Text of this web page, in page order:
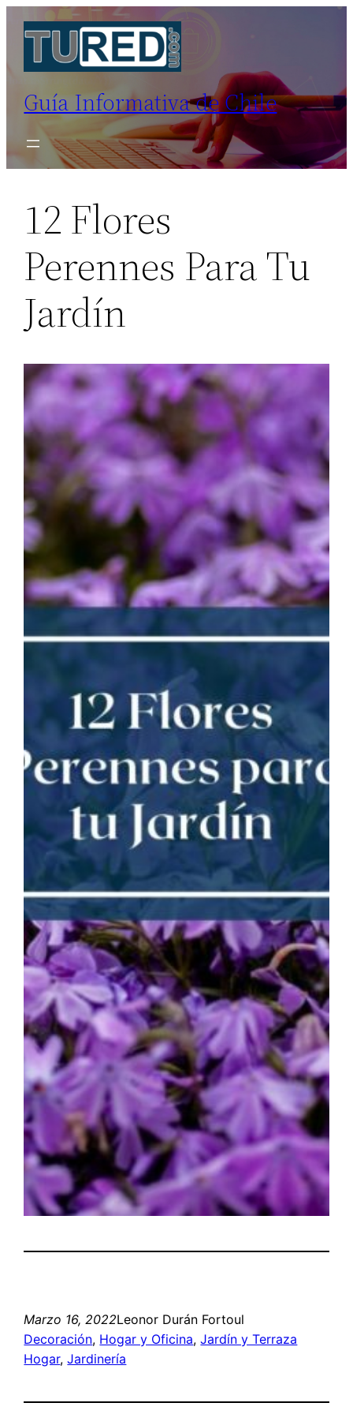
contenido
Guía Informativa de Chile
12 Flores
Perennes Para Tu
Jardín
Marzo 16, 2022Leonor Durán Fortoul
Decoración, Hogar y Oficina, Jardín y Terraza
Hogar, Jardinería